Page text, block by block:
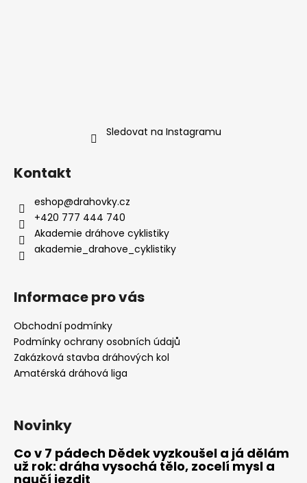
Sledovat na Instagramu
Kontakt
eshop@drahovky.cz
+420 777 444 740
Akademie dráhove cyklistiky
akademie_drahove_cyklistiky
Informace pro vás
Obchodní podmínky
Podmínky ochrany osobních údajů
Zakázková stavba dráhových kol
Amatérská dráhová liga
Novinky
Co v 7 pádech Dědek vyzkoušel a já dělám
už rok: dráha vysochá tělo, zocelí mysl a
naučí jezdit